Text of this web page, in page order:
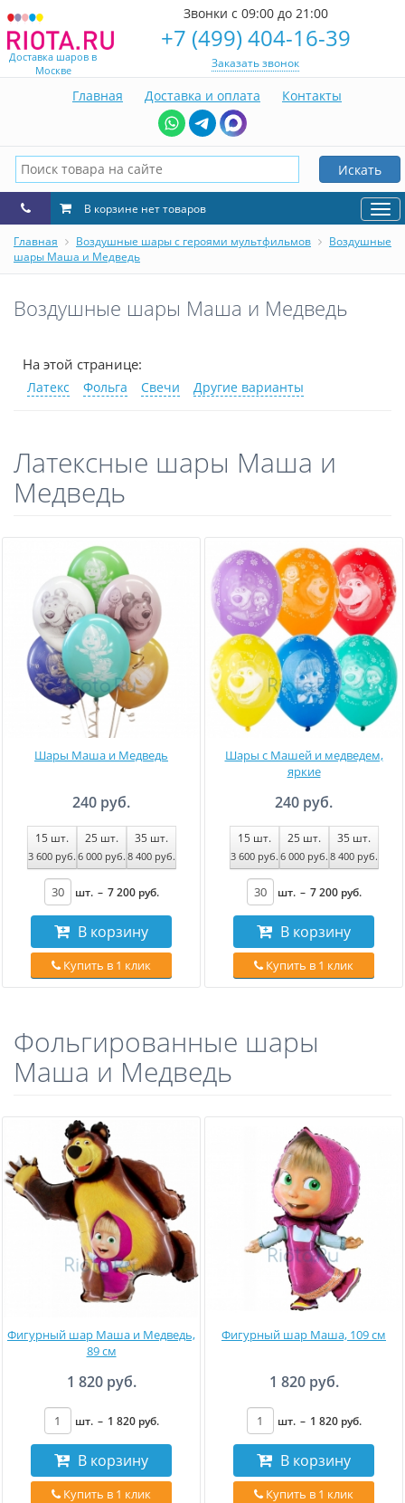
Доставка шаров в
Москве
Звонки с 09:00 до 21:00
+7 (499) 404-16-39
Заказать звонок
Главная Доставка и оплата Контакты
Искать
В корзине нет товаров
Главная Воздушные шары с героями мультфильмов
Воздушные
шары Маша и Медведь
Воздушные шары Маша и Медведь
На этой странице:
Латекс Фольга Свечи Другие варианты
Латексные шары Маша и
Медведь
Шары Маша и Медведь
240 руб.
15шт.
3 600 руб.
25шт.
6 000 руб.
35шт.
8 400 руб.
шт. – 7 200 руб.
В корзину
Купить в 1 клик
Шары с Машей и медведем,
яркие
240 руб.
15шт.
3 600 руб.
25шт.
6 000 руб.
35шт.
8 400 руб.
шт. – 7 200 руб.
В корзину
Купить в 1 клик
Фольгированные шары
Маша и Медведь
Фигурный шар Маша и Медведь,
89 см
1 820 руб.
шт. – 1 820 руб.
В корзину
Купить в 1 клик
Фигурный шар Маша, 109 см
1 820 руб.
шт. – 1 820 руб.
В корзину
Купить в 1 клик